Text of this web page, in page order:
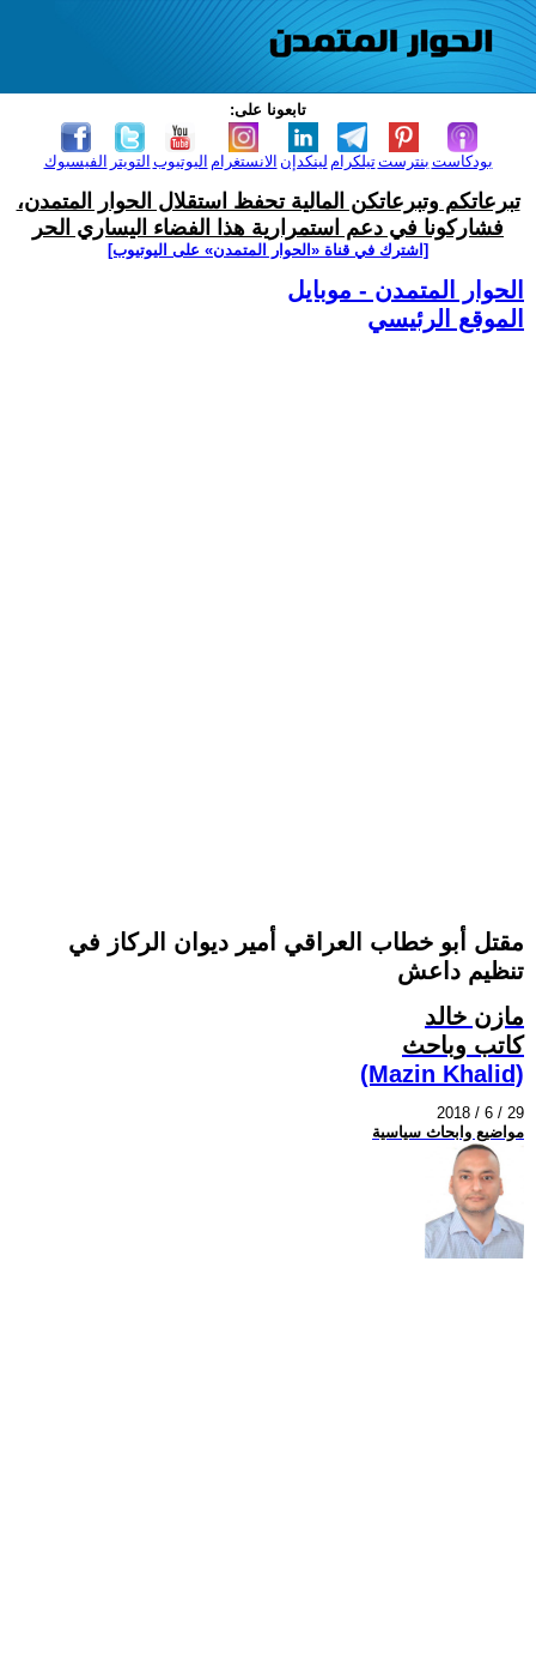
تابعونا على:
الفيسبوك التويتر اليوتيوب الانستغرام لينكدإن تيلكرامبنترست بودكاست
تبرعاتكم وتبرعاتكن المالية تحفظ استقلال الحوار المتمدن،
فشاركونا في دعم استمرارية هذا الفضاء اليساري الحر
[اشترك في قناة ‫«الحوار المتمدن» على اليوتيوب]
الحوار المتمدن - موبايل
الموقع الرئيسي
مقتل أبو خطاب العراقي أمير ديوان الركاز في
تنظيم داعش
مازن خالد
كاتب وباحث
(Mazin Khalid)
2018 / 6 / 29
مواضيع وابحاث سياسية